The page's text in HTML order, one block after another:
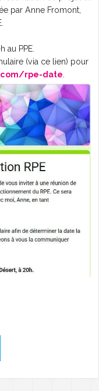
par Anne Fromont,
au PPE.
(via ce lien) pour
rpe-date.